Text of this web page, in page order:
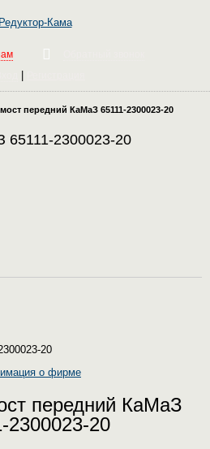
мост передний КаМаЗ 65111-2300023-20
65111-2300023-20
20
передний КаМаЗ
2300023-20